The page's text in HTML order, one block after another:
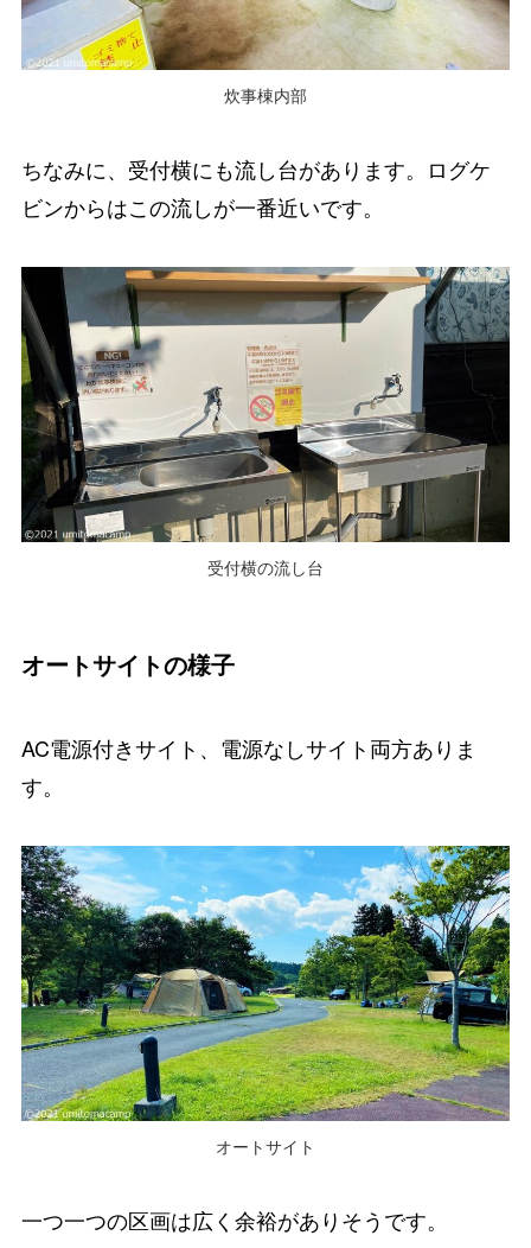
炊事棟内部
ちなみに、受付横にも流し台があります。ログケ
ビンからはこの流しが一番近いです。
受付横の流し台
オートサイトの様子
AC電源付きサイト、電源なしサイト両方ありま
す。
オートサイト
一つ一つの区画は広く余裕がありそうです。